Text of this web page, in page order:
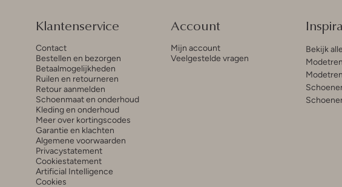
Klantenservice
Contact
Bestellen en bezorgen
Betaalmogelijkheden
Ruilen en retourneren
Retour aanmelden
Schoenmaat en onderhoud
Kleding en onderhoud
Meer over kortingscodes
Garantie en klachten
Algemene voorwaarden
Privacystatement
Cookiestatement
Artificial Intelligence
Cookies
Account
Mijn account
Veelgestelde vragen
Bekijk